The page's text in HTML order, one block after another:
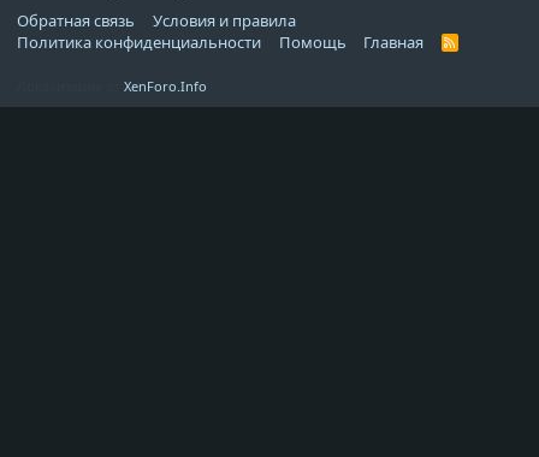
Обратная связь
Условия и правила
Политика конфиденциальности
Помощь Главная
R
XenForo.Info